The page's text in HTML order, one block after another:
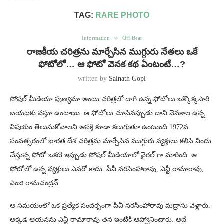
TAG: RARE PHOTO
Information Off Beat
రాజకీయ చరిత్రను మార్చేసిన ముగ్గురు నేతలు ఒకే
ఫోటోలో… ఆ ఫోటో వెనక కథ ఏంటంటే…?
written by Sainath Gopi
సోషల్ మీడియా పుణ్యమా అంటు చరిత్రలో దాగి ఉన్న ఫోటోలు ఒక్కొక్కసారి
బయటకు వస్తూ ఉంటాయి. ఆ ఫోటోలు చూసినప్పుడు దాని వెనకాల ఉన్న
విషయం తెలుసుకోవాలని ఆసక్తి కూడా కలుగుతూ ఉంటుంది.1972వ
సంవత్సరంలో భారత దేశ చరిత్రను మార్చేసిన ముగ్గురు వ్యక్తులు కలిసి విందు
చేస్తున్న ఫోటో ఒకటి ఇప్పుడు సోషల్ మీడియాలో వైరల్ గా మారింది. ఆ
ఫోటోలో ఉన్న వ్యక్తులు ఎవరో కాదు. పీవీ నరసింహారావు, ఎన్టీ రామారావు,
ఎంజి రామచంద్రన్.
ఆ సమయంలో ఒక ప్రత్యేక సందర్భంగా పీవీ నరసింహారావు మద్రాసు వెళ్లారు.
అక్కడ ఆయనను ఎన్టీ రామారావు తన ఇంటికి ఆహ్వానించారు. అదే